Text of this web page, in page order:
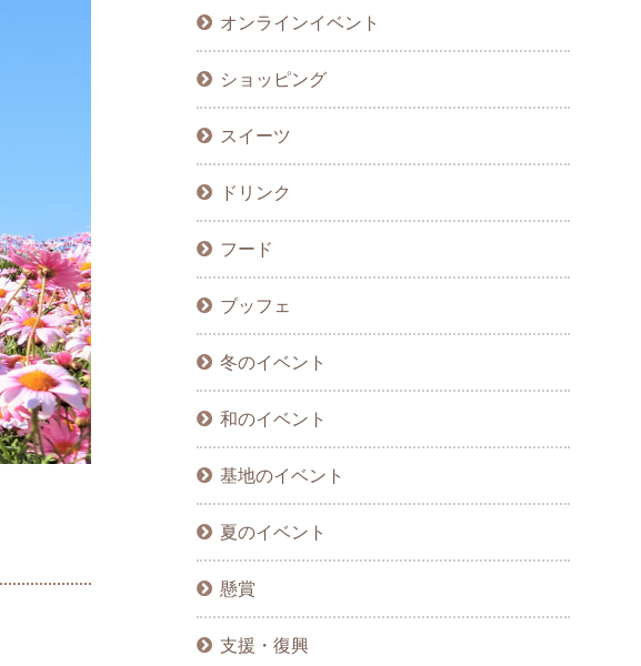
オンラインイベント
ショッピング
スイーツ
ドリンク
フード
ブッフェ
冬のイベント
和のイベント
基地のイベント
夏のイベント
懸賞
支援・復興